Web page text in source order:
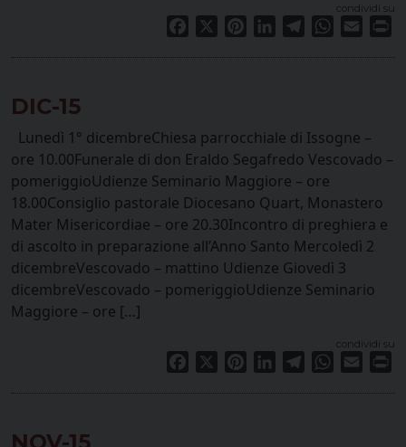
condividi su
Facebook PinterestLinkedInTelegramWhatsApp
Email
DIC-15
Lunedì 1° dicembreChiesa parrocchiale di Issogne –
ore 10.00Funerale di don Eraldo Segafredo Vescovado –
pomeriggioUdienze Seminario Maggiore – ore
18.00Consiglio pastorale Diocesano Quart, Monastero
Mater Misericordiae – ore 20.30Incontro di preghiera e
di ascolto in preparazione all’Anno Santo Mercoledì 2
dicembreVescovado – mattino Udienze Giovedì 3
dicembreVescovado – pomeriggioUdienze Seminario
Maggiore – ore […]
condividi su
Facebook PinterestLinkedInTelegramWhatsApp
Email